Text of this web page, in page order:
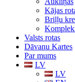
Kājas
Briļļu
Valsts rotas
Dāvanu Kartes
Par mums
LV
LV